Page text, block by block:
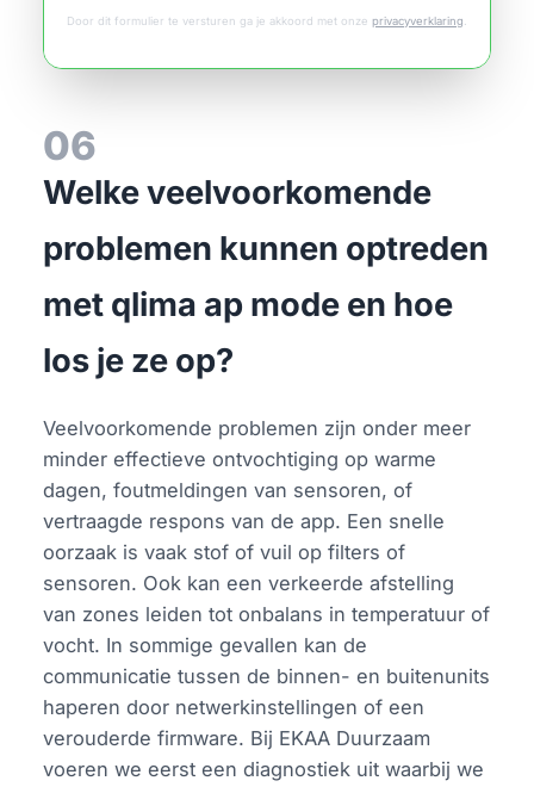
Door dit formulier te versturen ga je akkoord met onze privacyverklaring.
06
Welke veelvoorkomende
problemen kunnen optreden
met qlima ap mode en hoe
los je ze op?
Veelvoorkomende problemen zijn onder meer
minder effectieve ontvochtiging op warme
dagen, foutmeldingen van sensoren, of
vertraagde respons van de app. Een snelle
oorzaak is vaak stof of vuil op filters of
sensoren. Ook kan een verkeerde afstelling
van zones leiden tot onbalans in temperatuur of
vocht. In sommige gevallen kan de
communicatie tussen de binnen- en buitenunits
haperen door netwerkinstellingen of een
verouderde firmware. Bij EKAA Duurzaam
voeren we eerst een diagnostiek uit waarbij we